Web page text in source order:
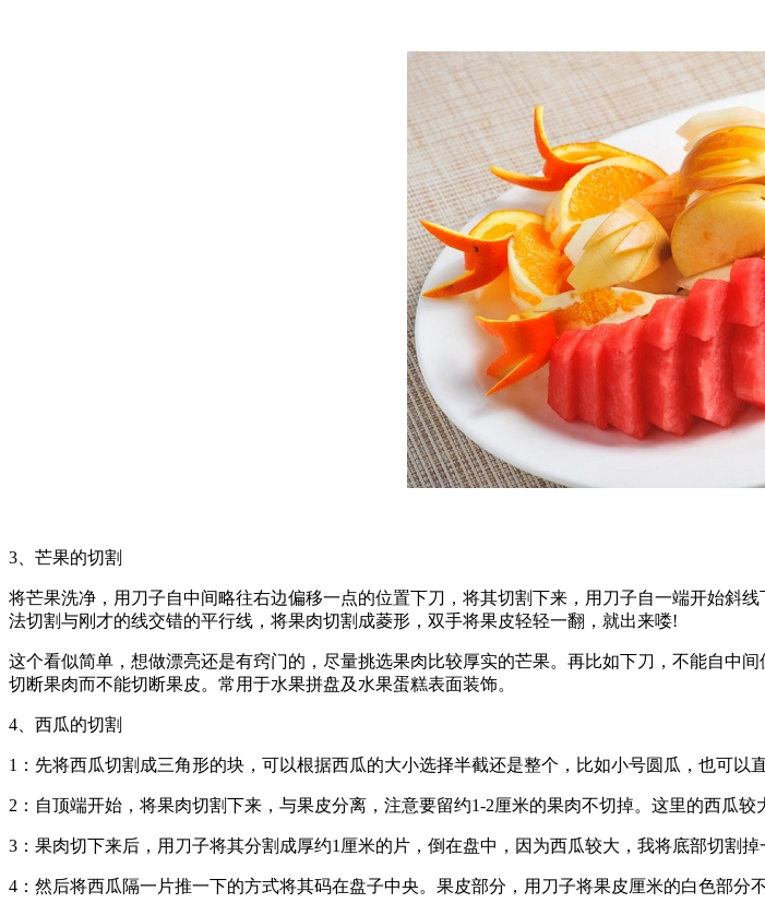
3、芒果的切割
将芒果洗净，用刀子自中间略往右边偏移一点的位置下刀，将其切割下来，用刀子自一端开始斜
法切割与刚才的线交错的平行线，将果肉切割成菱形，双手将果皮轻轻一翻，就出来喽!
这个看似简单，想做漂亮还是有窍门的，尽量挑选果肉比较厚实的芒果。再比如下刀，不能自中
切断果肉而不能切断果皮。常用于水果拼盘及水果蛋糕表面装饰。
4、西瓜的切割
1：先将西瓜切割成三角形的块，可以根据西瓜的大小选择半截还是整个，比如小号圆瓜，也可以
2：自顶端开始，将果肉切割下来，与果皮分离，注意要留约1-2厘米的果肉不切掉。这里的西瓜较
3：果肉切下来后，用刀子将其分割成厚约1厘米的片，倒在盘中，因为西瓜较大，我将底部切割掉
4：然后将西瓜隔一片推一下的方式将其码在盘子中央。果皮部分，用刀子将果皮厘米的白色部分